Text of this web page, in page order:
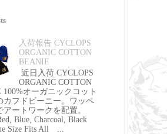
入荷報告 CYCLOPS
ORGANIC COTTON
BEANIE
近日入荷 CYCLOPS
ORGANIC COTTON
100%オーガニックコット
カフドビーニー。ワッペ
アートワークを配置。
Blue, Charcoal, Black
Size Fits All ...